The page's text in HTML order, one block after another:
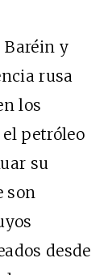
Baréin y
rusa
los
petróleo
su
son
desde